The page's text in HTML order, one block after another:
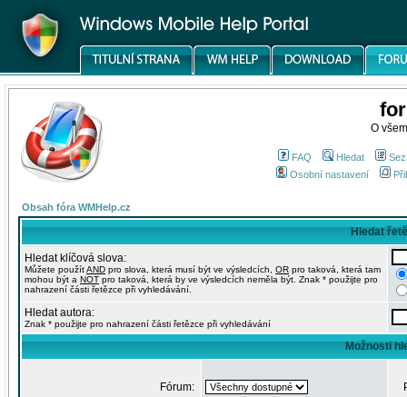
O
FAQ Hledat
Osobní nastavení
Obsah fóra WMHelp.cz
Hledat
Hledat klíčová slova:
Můžete použítAND pro slova, která musí být ve výsledcích, OR pro taková, která tam
mohou být a NOT pro taková, která by ve výsledcích neměla být. Znak * použijte pro
nahrazení části řetězce při vyhledávání.
Hledat autora:
Znak * použijte pro nahrazení části řetězce při vyhledávání
Možnosti
Fórum: